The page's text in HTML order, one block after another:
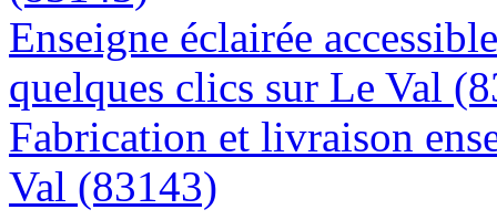
Enseigne éclairée
quelques clics sur Le Val
Fabrication et livraison
Val (83143)